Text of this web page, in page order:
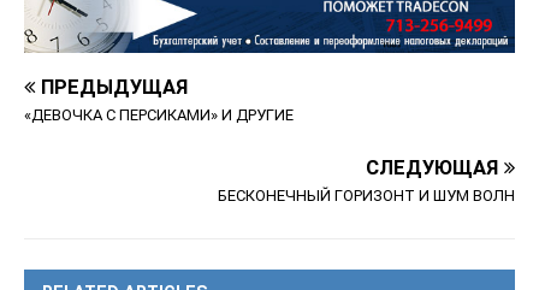
ПРЕДЫДУЩАЯ
«ДЕВОЧКА С ПЕРСИКАМИ» И ДРУГИЕ
СЛЕДУЮЩАЯ
БЕСКОНЕЧНЫЙ ГОРИЗОНТ И ШУМ ВОЛН